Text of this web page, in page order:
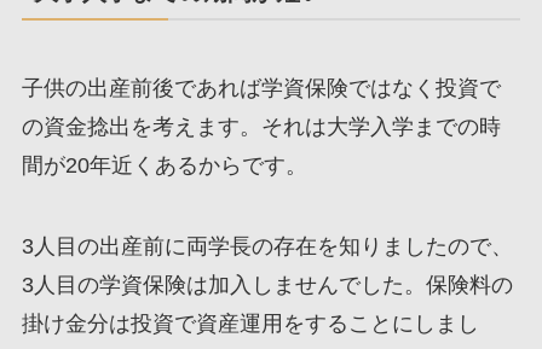
子供の出産前後であれば学資保険ではなく投資で
の資金捻出を考えます。それは大学入学までの時
間が20年近くあるから です。
3人目の出産前に両学長の存在を知りましたので、
3人目の学資保険は加入しませんでした。保険料の
掛け金分は投資で資産運用をすることにしまし